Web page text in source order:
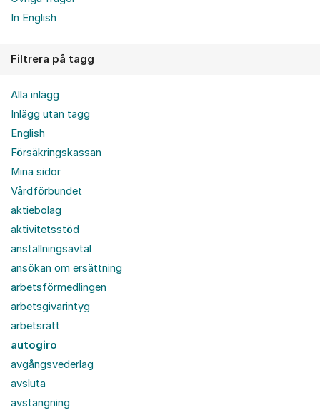
In English
Filtrera på tagg
Alla inlägg
Inlägg utan tagg
English
Försäkringskassan
Mina sidor
Vårdförbundet
aktiebolag
aktivitetsstöd
anställningsavtal
ansökan om ersättning
arbetsförmedlingen
arbetsgivarintyg
arbetsrätt
autogiro
avgångsvederlag
avsluta
avstängning